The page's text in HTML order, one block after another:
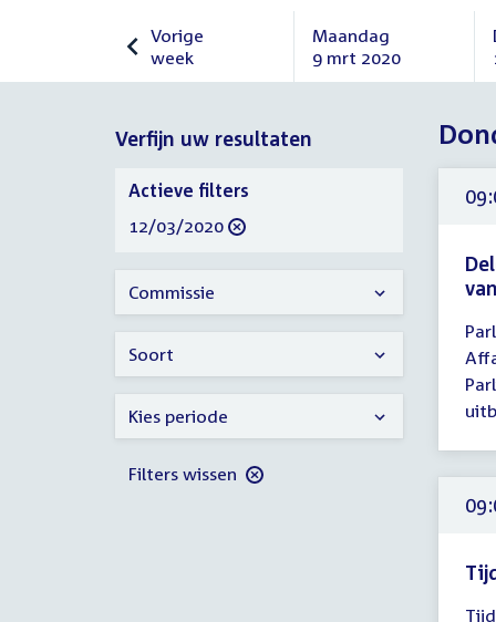
Vorige
week
Vorige
Maandag
9 mrt 2020
Maandag
Verfijn uw resultaten
-
uur
Verfijn
uw
resultaten
Actieve filters
verwijder
12/03/2020
Commissie
Soort
Kies periode
Filters wissen